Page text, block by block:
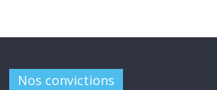
Nos convictions